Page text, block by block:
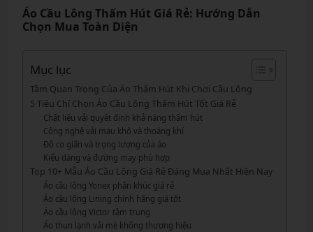
Áo Cầu Lông Thấm Hút Giá Rẻ: Hướng Dẫn
Chọn Mua Toàn Diện
Mục lục
Tầm Quan Trọng Của Áo Thấm Hút Khi Chơi Cầu Lông
5 Tiêu Chí Chọn Áo Cầu Lông Thấm Hút Tốt Giá Rẻ
Chất liệu vải quyết định khả năng thấm hút
Công nghệ vải mau khô và thoáng khí
Độ co giãn và trọng lượng của áo
Kiểu dáng và đường may phù hợp
Top 10+ Mẫu Áo Cầu Lông Giá Rẻ Đáng Mua Nhất Hiện Nay
Áo cầu lông Yonex phân khúc giá rẻ
Áo cầu lông Lining chính hãng giá tốt
Áo cầu lông Victor tầm trung
Áo thun lạnh vải mè không thương hiệu